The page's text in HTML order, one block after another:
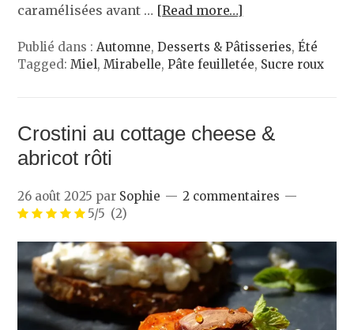
caramélisées avant … [Read more…]
Publié dans : Automne,Desserts & Pâtisseries,Été
Tagged:Miel,Mirabelle,Pâte feuilletée, Sucre roux
Crostini au cottage cheese &
abricot rôti
26 août 2025 par Sophie
2 commentaires
5/5 (2)